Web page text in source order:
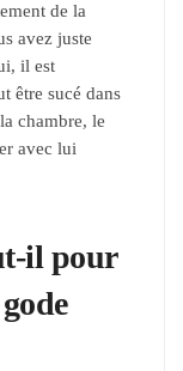
de la
avez juste
il est
être sucé dans
chambre, le
avec lui
il pour